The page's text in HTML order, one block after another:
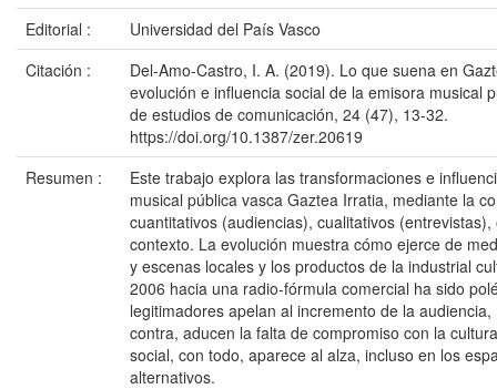
Editorial :
Universidad del País Vasco
Citación :
Del-Amo-Castro, I. A. (2019). Lo que suena en
evolución e influencia social de la emisora musical
de estudios de comunicación, 24 (47), 13-32.
https://doi.org/10.1387/zer.20619
Resumen :
Este trabajo explora las transformaciones e
musical pública vasca Gaztea Irratia, mediante la
cuantitativos (audiencias), cualitativos
contexto. La evolución muestra cómo ejerce de
y escenas locales y los productos de la industrial
2006 hacia una radio-fórmula comercial ha sido
legitimadores apelan al incremento de la
contra, aducen la falta de compromiso con la
social, con todo, aparece al alza, incluso en los
alternativos.